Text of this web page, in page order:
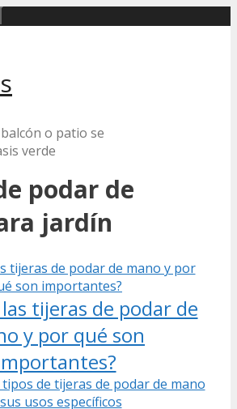
o patio se
verde
podar de
jardín
tijeras de podar de
y por qué son